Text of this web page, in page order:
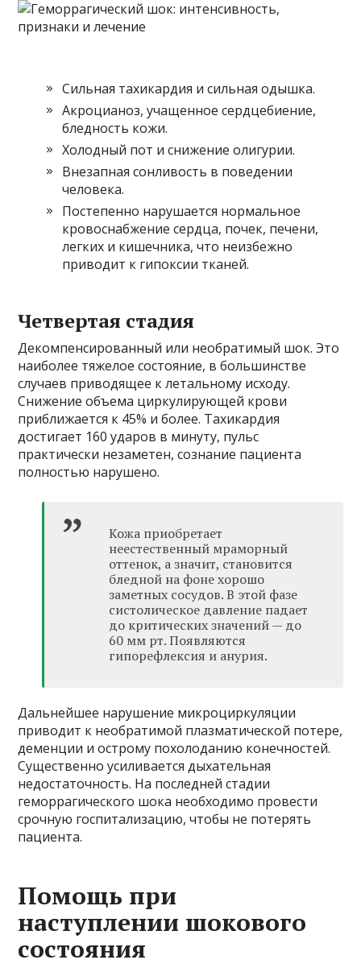
Сильная тахикардия и сильная одышка.
Акроцианоз, учащенное сердцебиение,
бледность кожи.
Холодный пот и снижение олигурии.
Внезапная сонливость в поведении
человека.
Постепенно нарушается нормальное
кровоснабжение сердца, почек, печени,
легких и кишечника, что неизбежно
приводит к гипоксии тканей.
Четвертая стадия
Декомпенсированный или необратимый шок. Это
наиболее тяжелое состояние, в большинстве
случаев приводящее к летальному исходу.
Снижение объема циркулирующей крови
приближается к 45% и более. Тахикардия
достигает 160 ударов в минуту, пульс
практически незаметен, сознание пациента
полностью нарушено.
Кожа приобретает
неестественный мраморный
оттенок, а значит, становится
бледной на фоне хорошо
заметных сосудов. В этой фазе
систолическое давление падает
до критических значений — до
60 мм рт. Появляются
гипорефлексия и анурия.
Дальнейшее нарушение микроциркуляции
приводит к необратимой плазматической потере,
деменции и острому похолоданию конечностей.
Существенно усиливается дыхательная
недостаточность. На последней стадии
геморрагического шока необходимо провести
срочную госпитализацию, чтобы не потерять
пациента.
Помощь при
наступлении шокового
состояния